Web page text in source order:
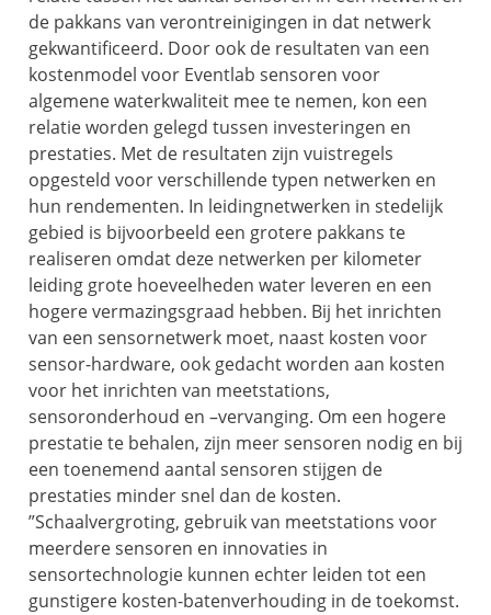
de pakkans van verontreinigingen in dat netwerk
gekwantificeerd. Door ook de resultaten van een
kostenmodel voor Eventlab sensoren voor
algemene waterkwaliteit mee te nemen, kon een
relatie worden gelegd tussen investeringen en
prestaties. Met de resultaten zijn vuistregels
opgesteld voor verschillende typen netwerken en
hun rendementen. In leidingnetwerken in stedelijk
gebied is bijvoorbeeld een grotere pakkans te
realiseren omdat deze netwerken per kilometer
leiding grote hoeveelheden water leveren en een
hogere vermazingsgraad hebben. Bij het inrichten
van een sensornetwerk moet, naast kosten voor
sensor-hardware, ook gedacht worden aan kosten
voor het inrichten van meetstations,
sensoronderhoud en –vervanging. Om een hogere
prestatie te behalen, zijn meer sensoren nodig en bij
een toenemend aantal sensoren stijgen de
prestaties minder snel dan de kosten.
”Schaalvergroting, gebruik van meetstations voor
meerdere sensoren en innovaties in
sensortechnologie kunnen echter leiden tot een
gunstigere kosten-batenverhouding in de toekomst.